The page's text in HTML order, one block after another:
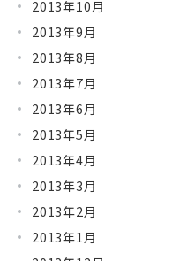
2013年10月
2013年9月
2013年8月
2013年7月
2013年6月
2013年5月
2013年4月
2013年3月
2013年2月
2013年1月